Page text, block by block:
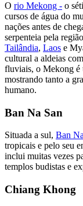
O rio Mekong - o
cursos de água do
nações antes de
serpenteia pela
Tailândia, Laos e
cultural a aldeias
fluviais, o Mekong é
mostrando tanto a
humano.
Ban Na San
Situada a sul, Ban
tropicais e pelo seu
inclui muitas vezes
templos budistas e
Chiang Khong